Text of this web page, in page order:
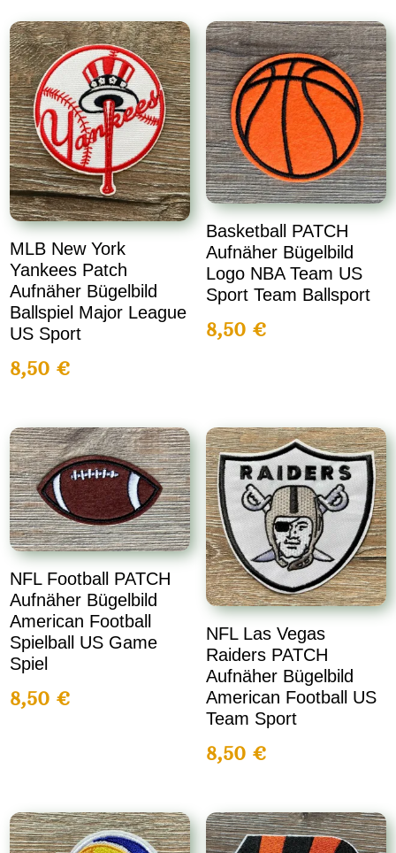
MLB New York
Yankees Patch
Aufnäher Bügelbild
Ballspiel Major League
US Sport
8,50 €
Basketball PATCH
Aufnäher Bügelbild
Logo NBA Team US
Sport Team Ballsport
8,50 €
NFL Football PATCH
Aufnäher Bügelbild
American Football
Spielball US Game
Spiel
8,50 €
NFL Las Vegas
Raiders PATCH
Aufnäher Bügelbild
American Football US
Team Sport
8,50 €